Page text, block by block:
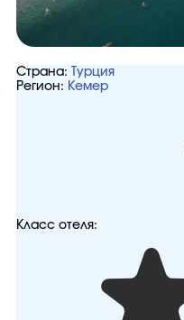
Страна:
Турция
Регион: Кемер
Класс отеля: